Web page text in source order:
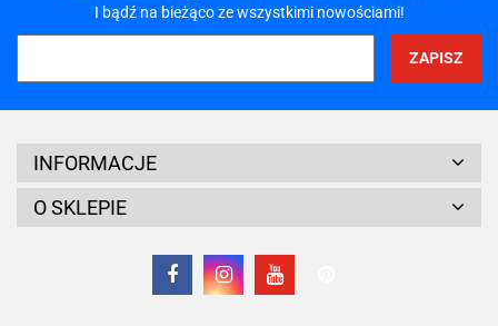
I bądź na bieżąco ze wszystkimi nowościami!
INFORMACJE
O SKLEPIE